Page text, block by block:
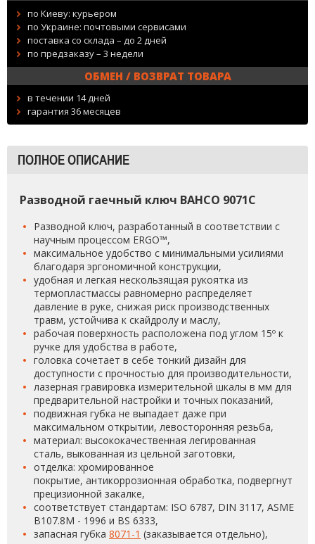
по Киеву: курьером
по Украине: почтовыми сервисами
поставка со склада – до 2 дней
по предзаказу – 3 недели
ОБМЕН / ВОЗВРАТ ТОВАРА
в течении 14 дней
гарантия 36 месяцев
ПОЛНОЕ ОПИСАНИЕ
Разводной гаечный ключ BAHCO 9071C
Разводной ключ, разработанный в соответствии с
научным процессом ERGO™,
максимальное удобство с минимальными усилиями
благодаря эргономичной конструкции,
удобная и легкая нескользящая рукоятка из
термопластмассы равномерно распределяет
давление в руке, снижая риск производственных
травм, устойчива к скайдролу и маслу,
рабочая поверхность расположена под углом 15º к
ручке для удобства в работе,
головка сочетает в себе тонкий дизайн для
доступности с прочностью для производительности,
лазерная гравировка измерительной шкалы в мм для
предварительной настройки и точных показаний,
подвижная губка не выпадает даже при
максимальном открытии, левосторонняя резьба,
материал: высококачественная легированная
сталь, выкованная из цельной заготовки,
отделка: хромированное
покрытие, антикоррозионная обработка, подвергнут
прецизионной закалке,
соответствует стандартам: ISO 6787, DIN 3117, ASME
B107.8M - 1996 и BS 6333,
запасная губка 8071-1 (заказывается отдельно),